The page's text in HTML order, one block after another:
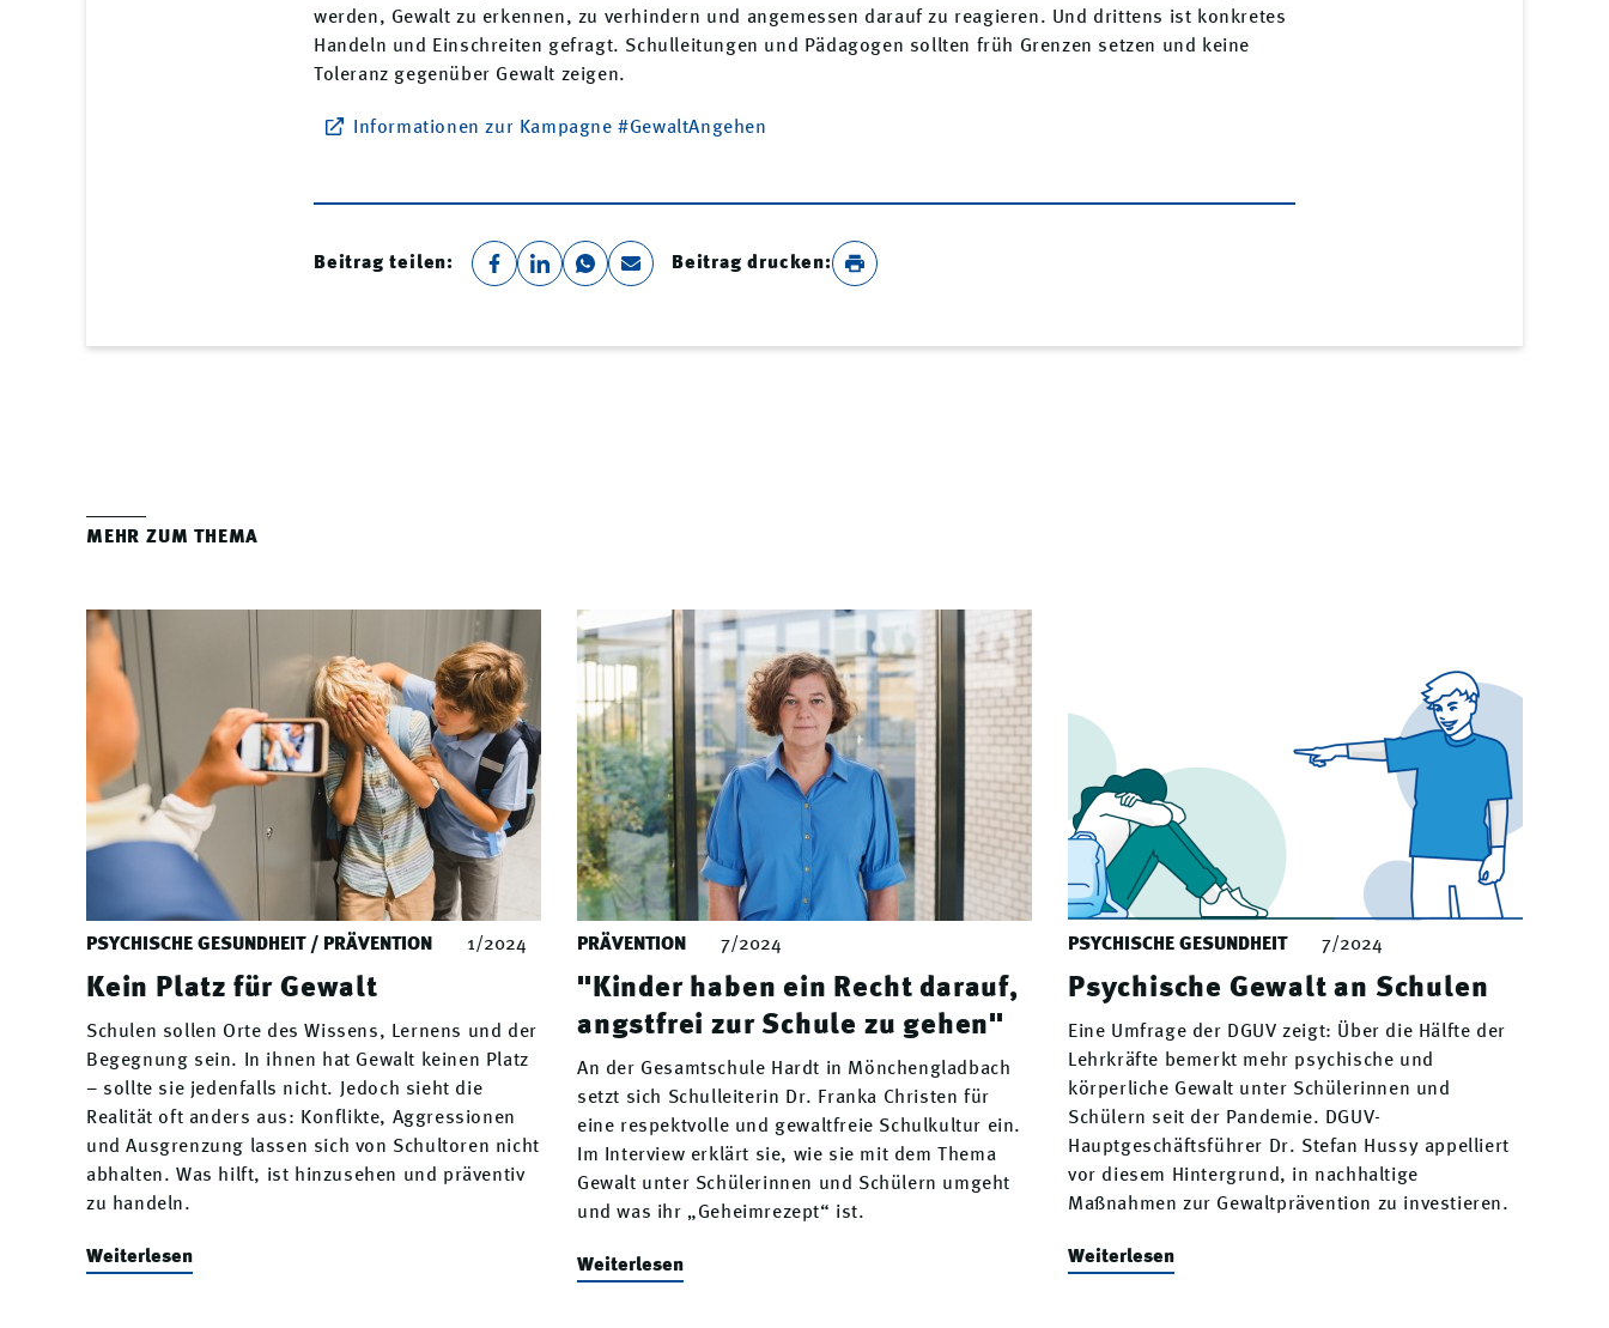
werden, Gewalt zu erkennen, zu verhindern und angemessen darauf zu reagieren. Und drittens ist konkretes
Handeln und Einschreiten gefragt. Schulleitungen und Pädagogen sollten früh Grenzen setzen und keine
Toleranz gegenüber Gewalt zeigen.
Informationen zur Kampagne #GewaltAngehen
Beitrag teilen: Beitrag drucken:
MEHR ZUM THEMA
PSYCHISCHE GESUNDHEIT / PRÄVENTION 1/2024
Kein Platz für Gewalt
Schulen sollen Orte des Wissens, Lernens und der
Begegnung sein. In ihnen hat Gewalt keinen Platz
– sollte sie jedenfalls nicht. Jedoch sieht die
Realität oft anders aus: Konflikte, Aggressionen
und Ausgrenzung lassen sich von Schultoren nicht
abhalten. Was hilft, ist hinzusehen und präventiv
zu handeln.
Weiterlesen
PRÄVENTION 7/2024
"Kinder haben ein Recht darauf,
angstfrei zur Schule zu gehen"
An der Gesamtschule Hardt in Mönchengladbach
setzt sich Schulleiterin Dr. Franka Christen für
eine respektvolle und gewaltfreie Schulkultur ein.
Im Interview erklärt sie, wie sie mit dem Thema
Gewalt unter Schülerinnen und Schülern umgeht
und was ihr „Geheimrezept“ ist.
Weiterlesen
PSYCHISCHE GESUNDHEIT 7/2024
Psychische Gewalt an Schulen
Eine Umfrage der DGUV zeigt: Über die Hälfte der
Lehrkräfte bemerkt mehr psychische und
körperliche Gewalt unter Schülerinnen und
Schülern seit der Pandemie. DGUV-
Hauptgeschäftsführer Dr. Stefan Hussy appelliert
vor diesem Hintergrund, in nachhaltige
Maßnahmen zur Gewaltprävention zu investieren.
Weiterlesen